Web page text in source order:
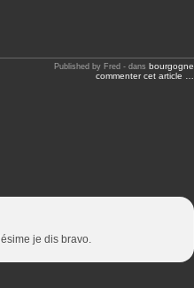
Published by Fred -dans bourgogne
commenter cet article
je dis bravo.